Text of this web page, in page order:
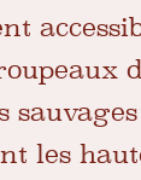
les